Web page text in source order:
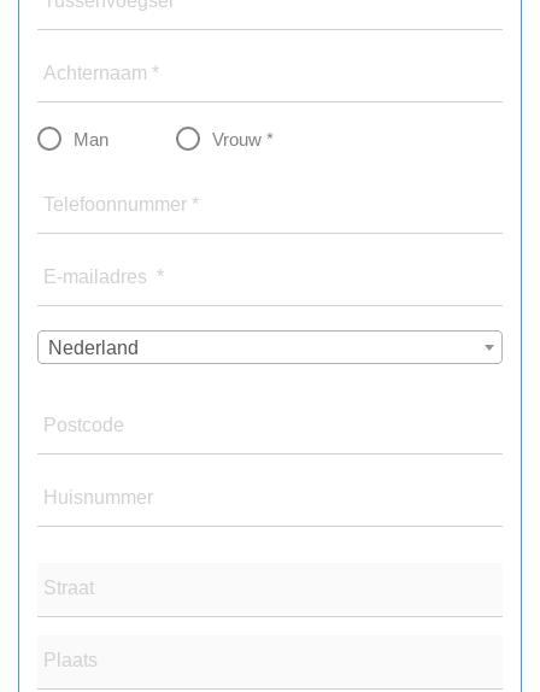
Achternaam *
Man Vrouw *
Telefoonnummer *
E-mailadres *
Nederland
Postcode
Huisnummer
Straat
Plaats